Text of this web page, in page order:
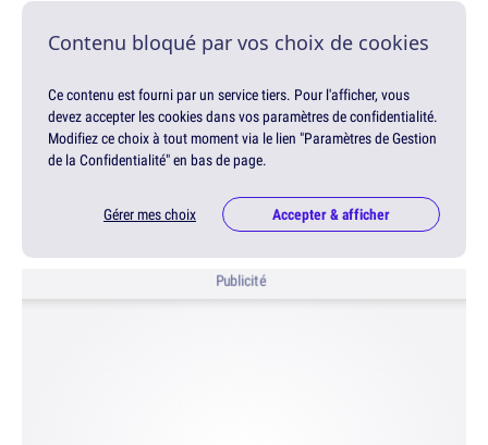
Contenu bloqué par vos choix de cookies
Ce contenu est fourni par un service tiers. Pour l'afficher, vous
devez accepter les cookies dans vos paramètres de confidentialité.
Modifiez ce choix à tout moment via le lien "Paramètres de Gestion
de la Confidentialité" en bas de page.
Gérer mes choix Accepter & afficher
Publicité